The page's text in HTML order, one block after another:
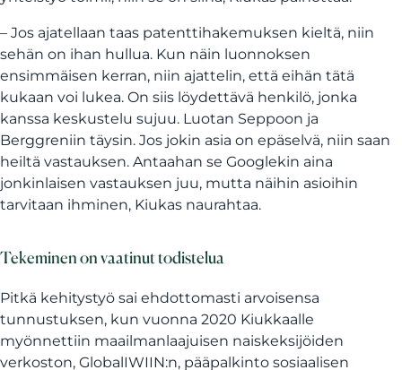
– Jos ajatellaan taas patenttihakemuksen kieltä, niin
sehän on ihan hullua. Kun näin luonnoksen
ensimmäisen kerran, niin ajattelin, että eihän tätä
kukaan voi lukea. On siis löydettävä henkilö, jonka
kanssa keskustelu sujuu. Luotan Seppoon ja
Berggreniin täysin. Jos jokin asia on epäselvä, niin saan
heiltä vastauksen. Antaahan se Googlekin aina
jonkinlaisen vastauksen juu, mutta näihin asioihin
tarvitaan ihminen, Kiukas naurahtaa.
Tekeminen on vaatinut todistelua
Pitkä kehitystyö sai ehdottomasti arvoisensa
tunnustuksen, kun vuonna 2020 Kiukkaalle
myönnettiin maailmanlaajuisen naiskeksijöiden
verkoston, GlobalIWIIN:n, pääpalkinto sosiaalisen